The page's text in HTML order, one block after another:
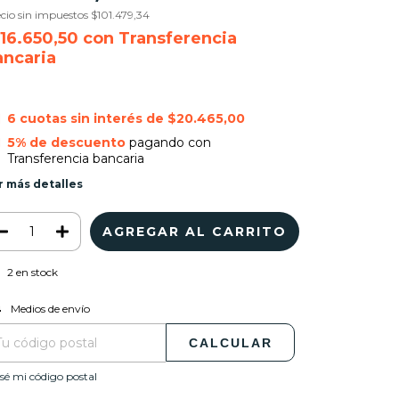
sin impuestos $101.479,34
con Transferencia
6 cuotas sin interés de $20.465,00
5% de descuentopagando con
Transferencia bancaria
más detalles
2en stock
para el CP:
Medios de envío
CALCULAR
mi código postal